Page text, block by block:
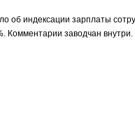
индексации зарплаты
Комментарии заводчан внутри.